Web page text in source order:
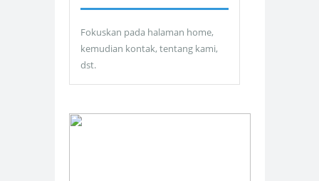
Fokuskan pada halaman home,
kemudian kontak, tentang kami,
dst.